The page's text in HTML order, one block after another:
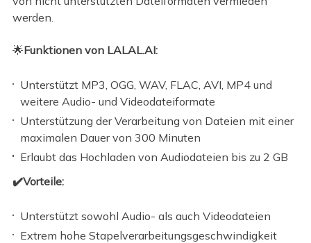
werden.
🌟Funktionen von LALAL.AI:
Unterstützt MP3, OGG, WAV, FLAC, AVI, MP4 und
weitere Audio- und Videodateiformate
Unterstützung der Verarbeitung von Dateien mit einer
maximalen Dauer von 300 Minuten
Erlaubt das Hochladen von Audiodateien bis zu 2 GB
✔️Vorteile:
Unterstützt sowohl Audio- als auch Videodateien
Extrem hohe Stapelverarbeitungsgeschwindigkeit